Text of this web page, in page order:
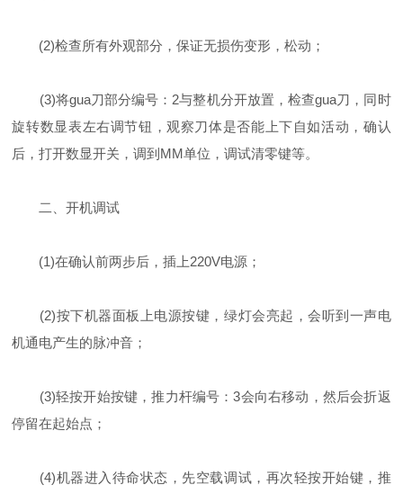
(2)检查所有外观部分，保证无损伤变形，松动；
(3)将gua刀部分编号：2与整机分开放置，检查gua刀，同时
旋转数显表左右调节钮，观察刀体是否能上下自如活动，确认
后，打开数显开关，调到MM单位，调试清零键等。
二、开机调试
(1)在确认前两步后，插上220V电源；
(2)按下机器面板上电源按键，绿灯会亮起，会听到一声电
机通电产生的脉冲音；
(3)轻按开始按键，推力杆编号：3会向右移动，然后会折返
停留在起始点；
(4)机器进入待命状态，先空载调试，再次轻按开始键，推